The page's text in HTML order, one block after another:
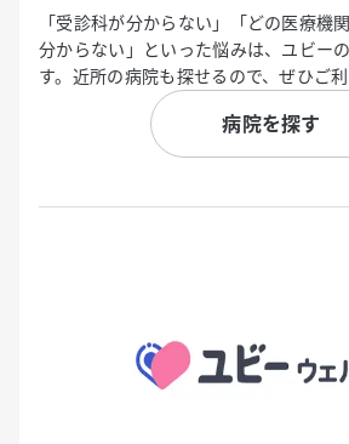
「受診科が分からない」「どの医療機
分からない」といった悩みは、ユビー
す。近所の病院も探せるので、ぜひご利
病院を探す